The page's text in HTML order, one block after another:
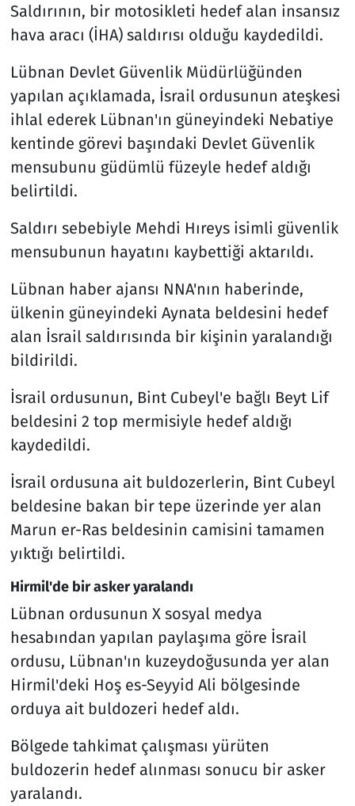
Saldırının, bir motosikleti hedef alan insansız
hava aracı (İHA) saldırısı olduğu kaydedildi.
Lübnan Devlet Güvenlik Müdürlüğünden
yapılan açıklamada, İsrail ordusunun ateşkesi
ihlal ederek Lübnan'ın güneyindeki Nebatiye
kentinde görevi başındaki Devlet Güvenlik
mensubunu güdümlü füzeyle hedef aldığı
belirtildi.
Saldırı sebebiyle Mehdi Hıreys isimli güvenlik
mensubunun hayatını kaybettiği aktarıldı.
Lübnan haber ajansı NNA'nın haberinde,
ülkenin güneyindeki Aynata beldesini hedef
alan İsrail saldırısında bir kişinin yaralandığı
bildirildi.
İsrail ordusunun, Bint Cubeyl'e bağlı Beyt Lif
beldesini 2 top mermisiyle hedef aldığı
kaydedildi.
İsrail ordusuna ait buldozerlerin, Bint Cubeyl
beldesine bakan bir tepe üzerinde yer alan
Marun er-Ras beldesinin camisini tamamen
yıktığı belirtildi.
Hirmil'de bir asker yaralandı
Lübnan ordusunun X sosyal medya
hesabından yapılan paylaşıma göre İsrail
ordusu, Lübnan'ın kuzeydoğusunda yer alan
Hirmil'deki Hoş es-Seyyid Ali bölgesinde
orduya ait buldozeri hedef aldı.
Bölgede tahkimat çalışması yürüten
buldozerin hedef alınması sonucu bir asker
yaralandı.